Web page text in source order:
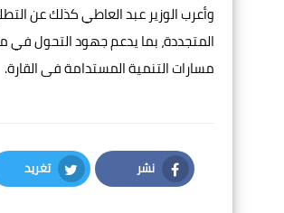
وأعرب الوزير عبد العاطي كذلك عن
المتجددة، بما يدعم جهود التحول في
مسارات التنمية المستدامة فى القارة.
نشر
Facebook
تغريد
Twitter